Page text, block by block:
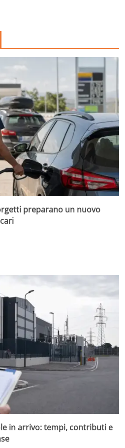
preparano un nuovo
in arrivo: tempi, contributi e